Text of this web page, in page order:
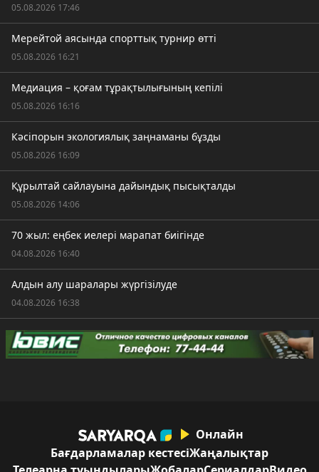
05.08.2026 17:46
Мерейтой аясында спорттық турнир өтті
05.08.2026 16:21
Медиация – қоғам тұрақтылығының кепілі
05.08.2026 16:16
Кәсіпорын экологиялық заңнаманы бұзды
05.08.2026 16:09
Құрылтай сайлауына дайындық пысықталды
05.08.2026 14:06
70 жыл: еңбек иелері марапат биігінде
04.08.2026 16:40
Алдын алу шаралары жүргізілуде
04.08.2026 16:38
Онлайн
Бағдарламалар кестесіЖаңалықтар